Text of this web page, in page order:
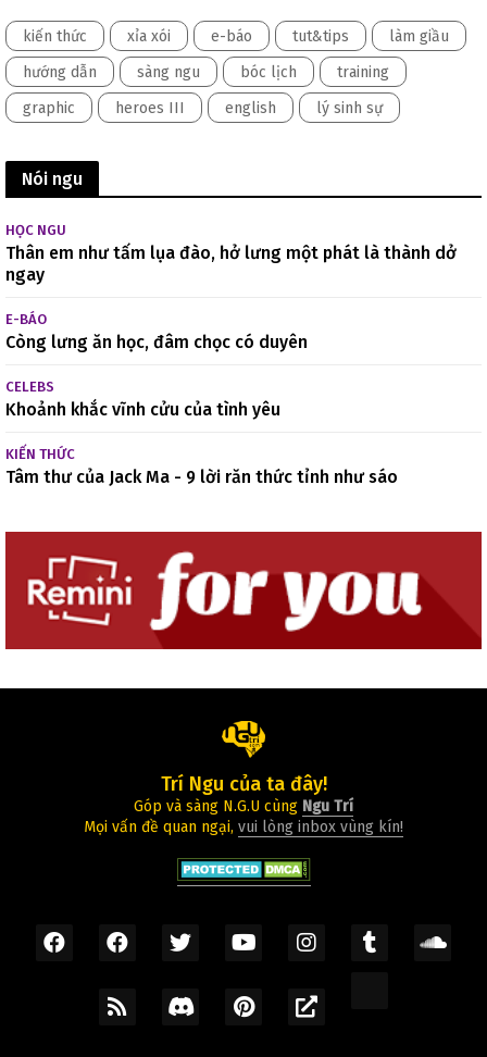
kiến thức xỉa xói e-báo tut&tips
làm giầu
hướng dẫn
sàng ngu bóc lịch
training
graphic
heroes III english lý sinh sự
Nói ngu
HỌC NGU
Thân em như tấm lụa đào, hở lưng một phát là thành dở
ngay
E-BÁO
Còng lưng ăn học, đâm chọc có duyên
CELEBS
Khoảnh khắc vĩnh cửu của tình yêu
KIẾN THỨC
Tâm thư của Jack Ma - 9 lời răn thức tỉnh như sáo
Trí Ngu của ta đây!
Góp và sàng N.G.U cùng Ngu Trí
Mọi vấn đề quan ngại, vui lòng inbox vùng kín!